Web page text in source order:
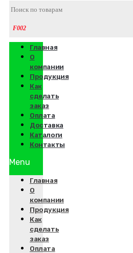
Главная
О
компании
Продукция
Как
сделать
заказ
Оплата
Доставка
Каталоги
Контакты
Menu
Главная
О
компании
Продукция
Как
сделать
заказ
Оплата